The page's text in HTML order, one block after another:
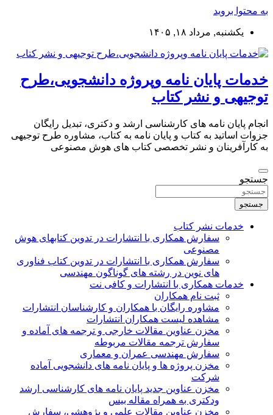
به محتوا بروید
یکشنبه, مرداد ۱۸, ۱۴۰۵
خدمات پایان نامه وپروژه دانشجویی،طرح
توجیهی و نشر کتاب
انجام پایان نامه های کارشناسی ارشد و دکتری، تبدیل رایگان
جزوات اساتید به کتاب و پایان نامه به کتاب، مشاوره طرح توجیهی
به کارآفرینان و نشر تخصصی کتاب های هوش مصنوعی
جستجو
جستجو
خدمات نشر کتاب
سفارش همکاری با انتشارات در تدوین کتابهای هوش
مصنوعی
سفارش همکاری با انتشارات در تدوین کتاب فناوری
های نوین در رشته های گوناگون مهندسی
خدمات همکاری با انتشارات و کافی نت
ثبت نام همکاران
مشاوره رایگان با همکاران و کارشناسان انتشارات
مشاهده لیست همکاران انتشارات
مخزن عناوین مقالات خارجی و ترجمه های آماده و
سفارش ترجمه مقالات مربوطه
سفارش مهندسی عمران و معماری
مخزن پروژه ها و پایان نامه های دانشجویی آماده
شرکت
مخزن عناوین جدید پایان نامه های کارشناسی ارشد
ودکتری به همراه مقاله بیس
مخزن عناوین مقالات علمی و پژوهشی، سفارش